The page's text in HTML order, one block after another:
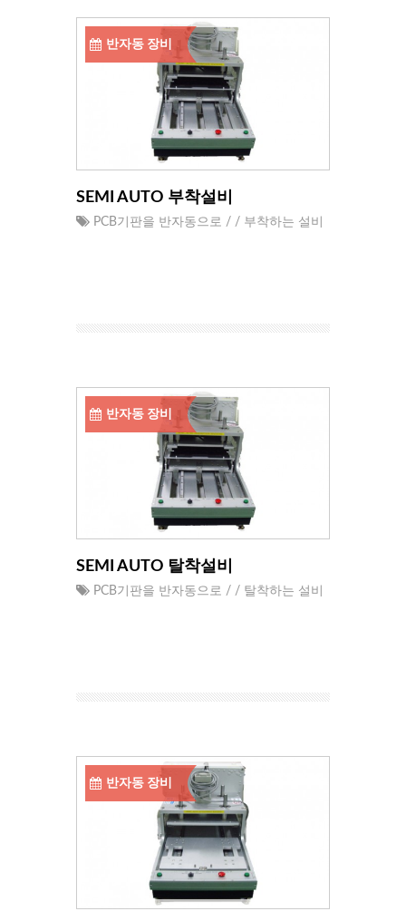
반자동 장비
SEMI AUTO 부착설비
PCB기판을 반자동으로 / / 부착하는 설비
반자동 장비
SEMI AUTO 탈착설비
PCB기판을 반자동으로 / / 탈착하는 설비
반자동 장비